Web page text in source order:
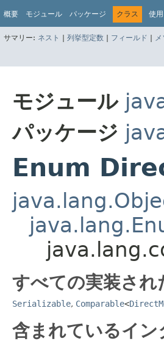
概要 モジュール パッケージ クラス 使用
サマリー: ネスト | 列挙型定数 | フィールド |
モジュール
パッケージ
Enum
すべての実装さ
Serializable, Comparable<
含まれているイン